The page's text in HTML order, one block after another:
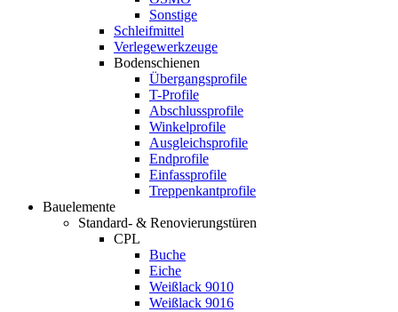
Sonstige
Schleifmittel
Verlegewerkzeuge
Bodenschienen
Übergangsprofile
T-Profile
Abschlussprofile
Winkelprofile
Ausgleichsprofile
Endprofile
Einfassprofile
Treppenkantprofile
Bauelemente
Standard- & Renovierungstüren
CPL
Buche
Eiche
Weißlack 9010
Weißlack 9016